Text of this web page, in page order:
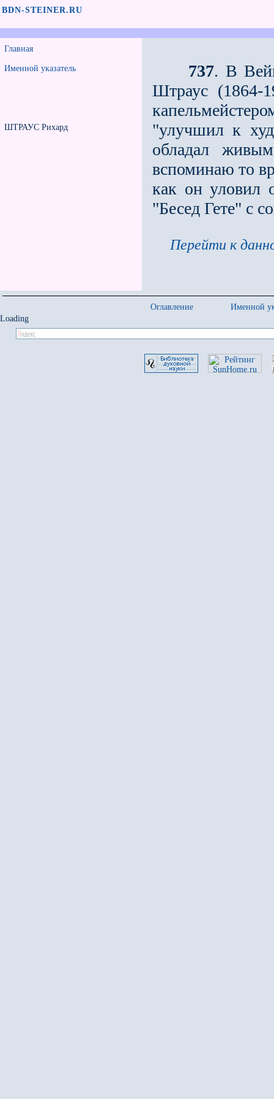
BDN-STEINER.RU
Главная
Именной указатель
ШТРАУС Рихард
737. В
Штраус (1864-
"улучшил к
обладал
вспоминаю то
как он уловил
"Бесед Гете" с
Перейти к
Оглавление
Именной
Loading